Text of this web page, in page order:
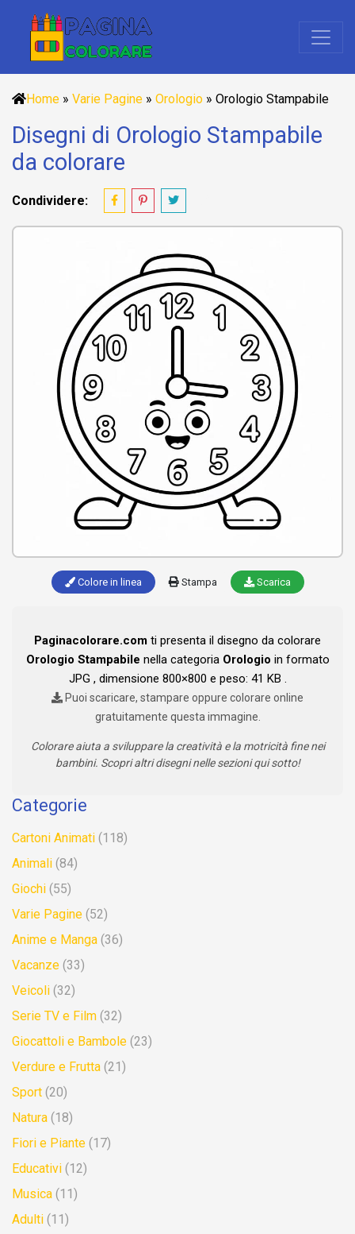
Home » Varie Pagine » Orologio » Orologio Stampabile
Disegni di Orologio Stampabile
da colorare
Condividere:
Colore in linea Stampa Scarica
Paginacolorare.com ti presenta il disegno da colorare
Orologio Stampabile nella categoria Orologio in formato
JPG , dimensione 800×800 e peso: 41 KB .
Puoi scaricare, stampare oppure colorare online
gratuitamente questa immagine.
Colorare aiuta a sviluppare la creatività e la motricità fine nei
bambini. Scopri altri disegni nelle sezioni qui sotto!
Categorie
Cartoni Animati (118)
Animali (84)
Giochi (55)
Varie Pagine (52)
Anime e Manga (36)
Vacanze (33)
Veicoli (32)
Serie TV e Film (32)
Giocattoli e Bambole (23)
Verdure e Frutta (21)
Sport (20)
Natura (18)
Fiori e Piante (17)
Educativi (12)
Musica (11)
Adulti (11)